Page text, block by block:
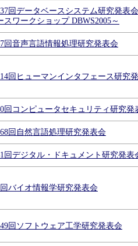
回データベースシステム研究発表
スワークショップ DBWS2005～
回音声言語情報処理研究発表会
回ヒューマンインタフェース研究
回コンピュータセキュリティ研究発
回自然言語処理研究発表会
回デジタル・ドキュメント研究発表
バイオ情報学研究発表会
回ソフトウェア工学研究発表会